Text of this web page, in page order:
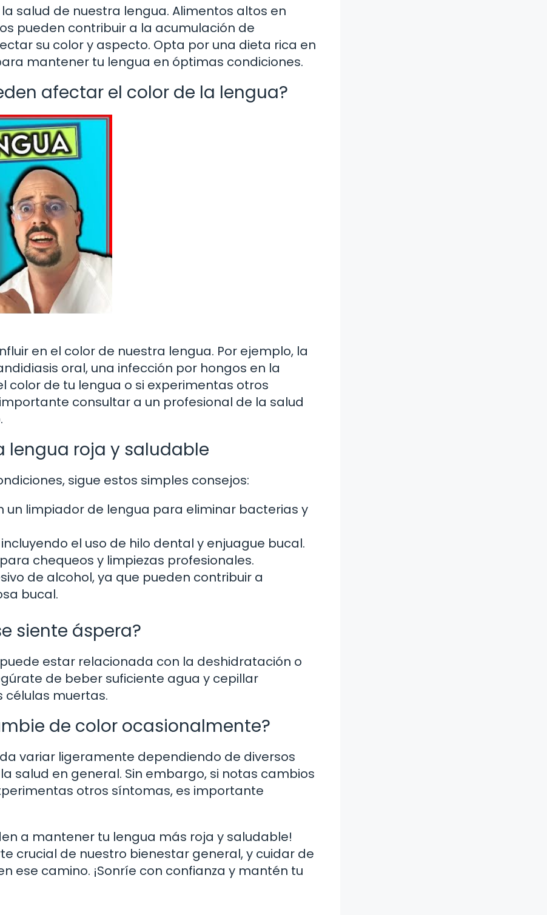
salud de nuestra lengua. Alimentos altos en
pueden contribuir a la acumulación de
su color y aspecto. Opta por una dieta rica en
mantener tu lengua en óptimas condiciones.
afectar el color de la lengua?
en el color de nuestra lengua. Por ejemplo, la
oral, una infección por hongos en la
color de tu lengua o si experimentas otros
consultar a un profesional de la salud
lengua roja y saludable
sigue estos simples consejos:
un limpiador de lengua para eliminar bacterias y
el uso de hilo dental y enjuague bucal.
chequeos y limpiezas profesionales.
de alcohol, ya que pueden contribuir a
bucal.
siente áspera?
estar relacionada con la deshidratación o
de beber suficiente agua y cepillar
muertas.
de color ocasionalmente?
variar ligeramente dependiendo de diversos
salud en general. Sin embargo, si notas cambios
otros síntomas, es importante
a mantener tu lengua más roja y saludable!
crucial de nuestro bienestar general, y cuidar de
ese camino. ¡Sonríe con confianza y mantén tu